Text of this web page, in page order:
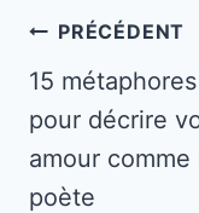
Navigation
de
l’article
PRÉCÉDENT
15 métaphores
pour décrire
amour comme
poète